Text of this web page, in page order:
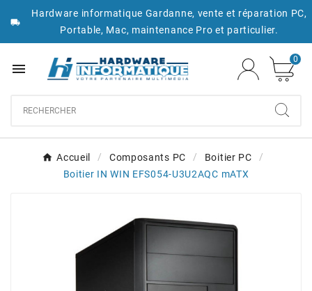

Hardware informatique Gardanne, vente et réparation PC,
Portable, Mac, maintenance Pro et particulier.

0
Accueil Composants PC
Boitier PC
Boitier IN WIN EFS054-U3U2AQC mATX